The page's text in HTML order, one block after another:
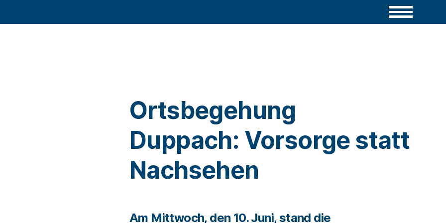
Ortsbegehung
Duppach: Vorsorge statt
Nachsehen
Am Mittwoch, den 10. Juni, stand die